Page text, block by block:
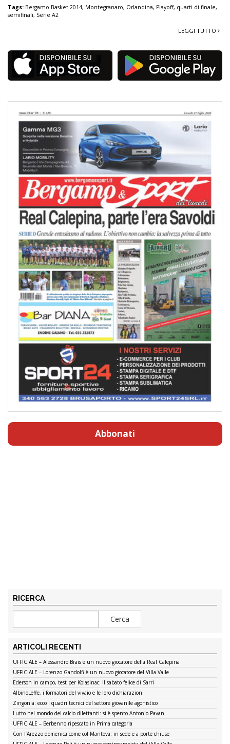
Tags: Bergamo Basket 2014, Montegranaro, Orlandina, Playoff, quarti di finale,
semifinali, Serie A2
LEGGI TUTTO
Abbonati
RICERCA
ARTICOLI RECENTI
UFFICIALE – Alessandro Brais è un nuovo giocatore della Real Calepina
UFFICIALE – Lorenzo Gandolfi è un nuovo giocatore del Villa Valle
Ederson in campo, test per Kolasinac: il sabato felice di Sarri
AlbinoLeffe, i formatori del vivaio e le loro dichiarazioni
Zingonia: ecco i quadri tecnici del settore giovanile agonistico
Lutto nel mondo del calcio dilettanti: si è spento Antonio Pavan
UFFICIALE – Berbenno ripescato in Prima categoria
Con l’Arezzo domenica come col Mantova: in sede e a porte chiuse